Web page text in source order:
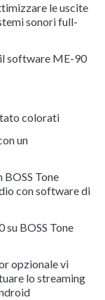
le uscite
sonori full-
software ME-90
colorati
un
Tone
con software di
BOSS Tone
opzionale vi
lo streaming